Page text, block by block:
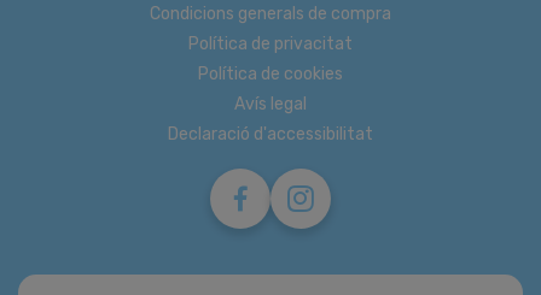
Condicions generals de compra
Política de privacitat
Política de cookies
Avís legal
Declaració d'accessibilitat